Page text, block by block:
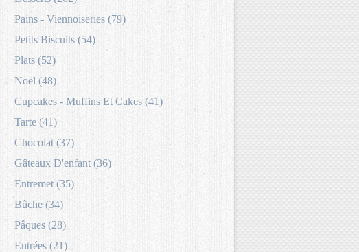
Pains - Viennoiseries (79)
Petits Biscuits (54)
Plats (52)
Noël (48)
Cupcakes - Muffins Et Cakes (41)
Tarte (41)
Chocolat (37)
Gâteaux D'enfant (36)
Entremet (35)
Bûche (34)
Pâques (28)
Entrées (21)